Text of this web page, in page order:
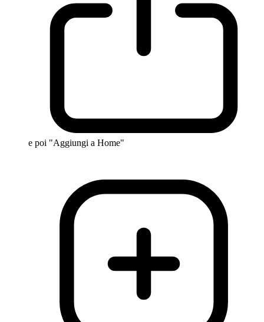
e poi "Aggiungi a Home"